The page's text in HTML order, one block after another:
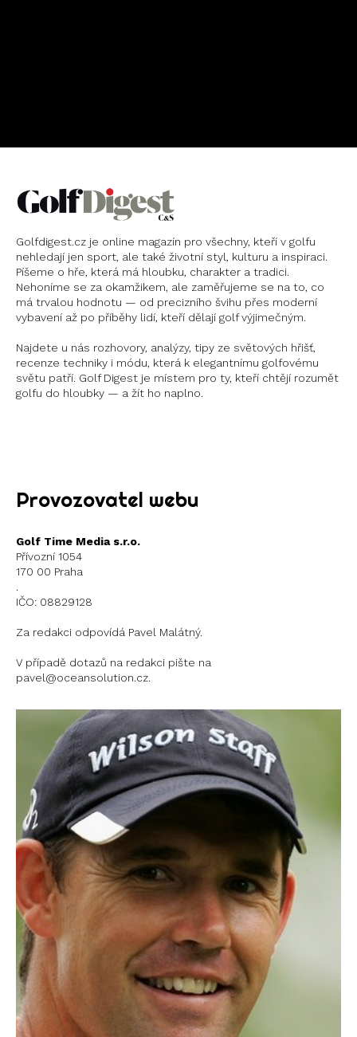
Golfdigest.cz je online magazín pro všechny, kteří v golfu
nehledají jen sport, ale také životní styl, kulturu a inspiraci.
Píšeme o hře, která má hloubku, charakter a tradici.
Nehoníme se za okamžikem, ale zaměřujeme se na to, co
má trvalou hodnotu — od precizního švihu přes moderní
vybavení až po příběhy lidí, kteří dělají golf výjimečným.
Najdete u nás rozhovory, analýzy, tipy ze světových hřišť,
recenze techniky i módu, která k elegantnímu golfovému
světu patří. Golf Digest je místem pro ty, kteří chtějí rozumět
golfu do hloubky — a žít ho naplno.
Provozovatel webu
Golf Time Media s.r.o.
Přívozní 1054
170 00 Praha
.
IČO: 08829128
Za redakci odpovídá Pavel Malátný.
V případě dotazů na redakci pište na
pavel@oceansolution.cz.